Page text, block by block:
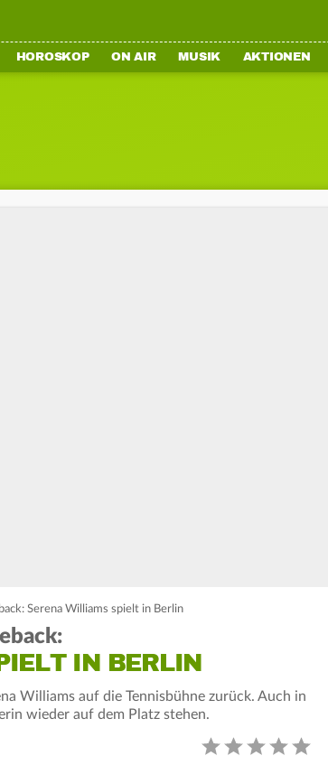
HOROSKOP ON AIR MUSIK AKTIONEN
Serena Williams spielt in Berlin
IN BERLIN
Williams auf die Tennisbühne zurück. Auch in
wieder auf dem Platz stehen.